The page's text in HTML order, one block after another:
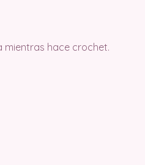
mientras hace crochet.